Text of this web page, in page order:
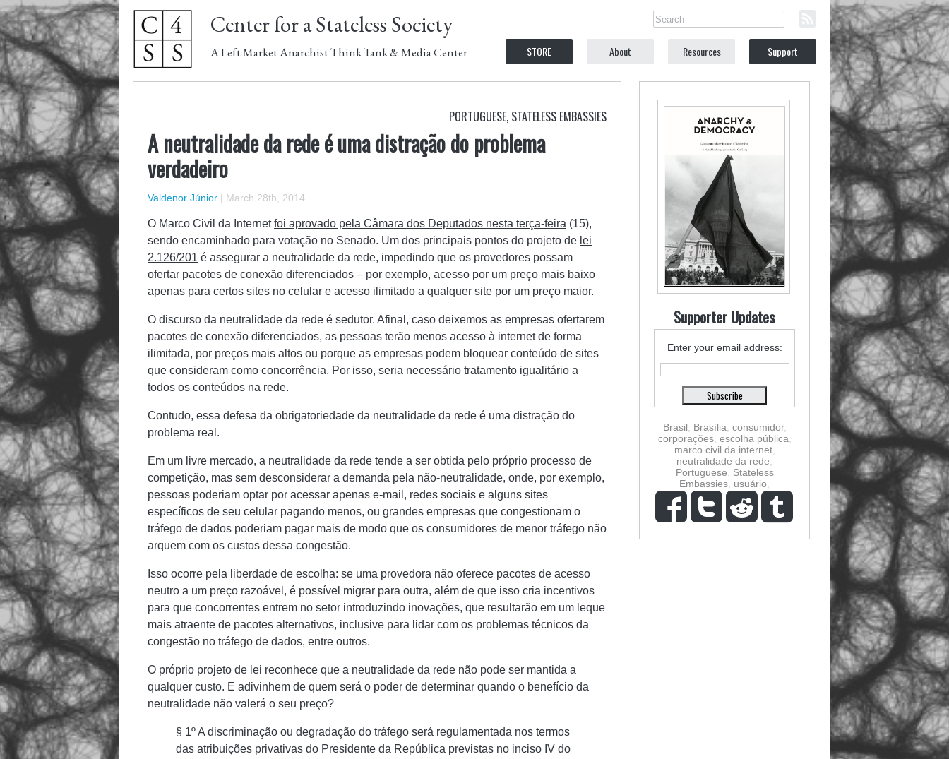
Center for a Stateless Society
A Left Market Anarchist Think Tank & Media Center STORE About Resources Support
PORTUGUESE, STATELESS EMBASSIES
A neutralidade da rede é uma distração do problema
verdadeiro
Valdenor Júnior | March 28th, 2014
O Marco Civil da Internetfoi aprovado pela Câmara dos Deputados nesta terça-feira (15),
sendo encaminhado para votação no Senado. Um dos principais pontos do projeto de lei
2.126/201 é assegurar a neutralidade da rede, impedindo que os provedores possam
ofertar pacotes de conexão diferenciados – por exemplo, acesso por um preço mais baixo
apenas para certos sites no celular e acesso ilimitado a qualquer site por um preço maior.
O discurso da neutralidade da rede é sedutor. Afinal, caso deixemos as empresas ofertarem
pacotes de conexão diferenciados, as pessoas terão menos acesso à internet de forma
ilimitada, por preços mais altos ou porque as empresas podem bloquear conteúdo de sites
que consideram como concorrência. Por isso, seria necessário tratamento igualitário a
todos os conteúdos na rede.
Contudo, essa defesa da obrigatoriedade da neutralidade da rede é uma distração do
problema real.
Em um livre mercado, a neutralidade da rede tende a ser obtida pelo próprio processo de
competição, mas sem desconsiderar a demanda pela não-neutralidade, onde, por exemplo,
pessoas poderiam optar por acessar apenas e-mail, redes sociais e alguns sites
específicos de seu celular pagando menos, ou grandes empresas que congestionam o
tráfego de dados poderiam pagar mais de modo que os consumidores de menor tráfego não
arquem com os custos dessa congestão.
Isso ocorre pela liberdade de escolha: se uma provedora não oferece pacotes de acesso
neutro a um preço razoável, é possível migrar para outra, além de que isso cria incentivos
para que concorrentes entrem no setor introduzindo inovações, que resultarão em um leque
mais atraente de pacotes alternativos, inclusive para lidar com os problemas técnicos da
congestão no tráfego de dados, entre outros.
O próprio projeto de lei reconhece que a neutralidade da rede não pode ser mantida a
qualquer custo. E adivinhem de quem será o poder de determinar quando o benefício da
neutralidade não valerá o seu preço?
§ 1º A discriminação ou degradação do tráfego será regulamentada nos termos
das atribuições privativas do Presidente da República previstas no inciso IV do
Supporter Updates
Enter your email address:
Brasil Brasília consumidor,
corporações, escolha pública
marco civil da internet,
neutralidade da rede
Portuguese
Stateless
Embassies usuário